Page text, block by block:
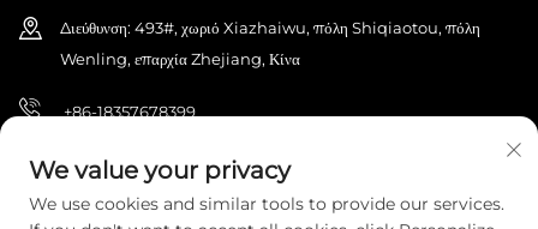
Διεύθυνση: 493#, χωριό Xiazhaiwu, πόλη Shiqiaotou, πόλη
Wenling, επαρχία Zhejiang, Κίνα
+86-18357678399
[email protected]
We value your privacy
We use cookies and similar tools to provide our services.